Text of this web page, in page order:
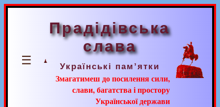
☰
Прадідівська
слава
Українські пам’ятки
Змагатимеш до посилення сили,
слави, багатства і простору
Української держави